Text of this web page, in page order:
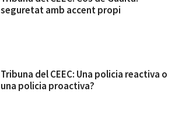
seguretat amb accent propi
Tribuna del CEEC: Una policia reactiva o
una policia proactiva?